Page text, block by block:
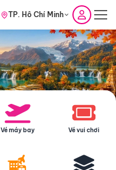
TP. Hồ Chí Minh
Vé máy bay Vé vui chơi